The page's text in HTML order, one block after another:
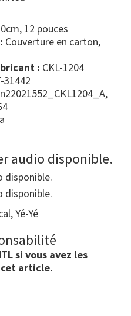
12 pouces
Couverture en carton,
: CKL-1204
31442
audio disponible.
disponible.
disponible.
Yé-Yé
si vous avez les
article.